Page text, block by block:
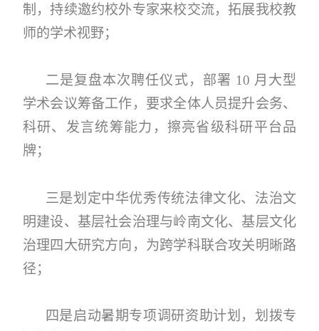
制，持续邀约校外专家来校交流，拓展我校教
师的学术视野；
二是复盘本次聘任仪式，部署 10 月大型
学术会议筹备工作，要求全体人员提升会务、
科研、发言统筹能力，擦亮省级科研平台品
牌；
三是划定中华优秀传统法律文化、法治文
明建设、基层社会治理与岭南文化、基层文化
治理四大研究方向，为跨学科联合攻关明晰路
径；
四是启动暑期专项调研资助计划，划拨专